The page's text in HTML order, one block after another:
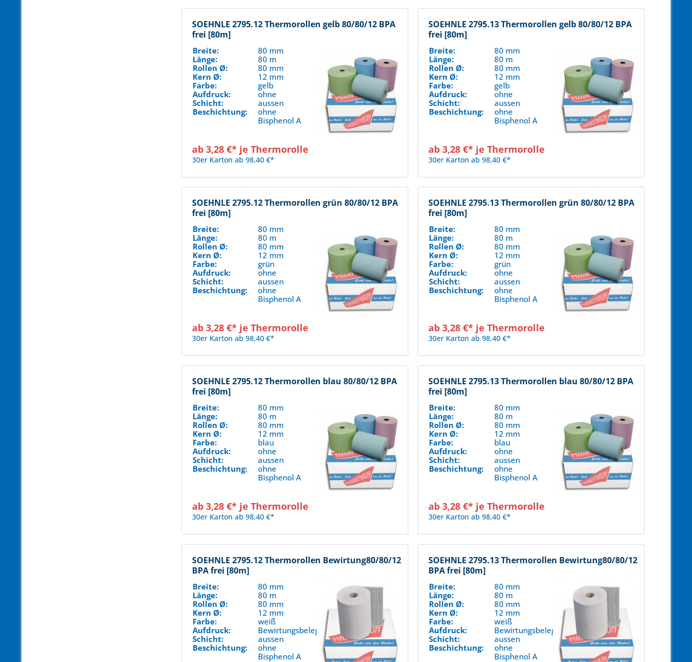
SOEHNLE 2795.12 Thermorollen gelb 80/80/12 BPA
frei [80m]
Breite:
80 mm
Länge:
80 m
Rollen Ø:
80 mm
Kern Ø:
12 mm
Farbe:
gelb
Aufdruck:
ohne
Schicht:
aussen
Beschichtung:
ohne
Bisphenol A
ab 3,28 €* je Thermorolle
30er Karton ab 98,40 €*
SOEHNLE 2795.13 Thermorollen gelb 80/80/12 BPA
frei [80m]
Breite:
80 mm
Länge:
80 m
Rollen Ø:
80 mm
Kern Ø:
12 mm
Farbe:
gelb
Aufdruck:
ohne
Schicht:
aussen
Beschichtung:
ohne
Bisphenol A
ab 3,28 €* je Thermorolle
30er Karton ab 98,40 €*
SOEHNLE 2795.12 Thermorollen grün 80/80/12 BPA
frei [80m]
Breite:
80 mm
Länge:
80 m
Rollen Ø:
80 mm
Kern Ø:
12 mm
Farbe:
grün
Aufdruck:
ohne
Schicht:
aussen
Beschichtung:
ohne
Bisphenol A
ab 3,28 €* je Thermorolle
30er Karton ab 98,40 €*
SOEHNLE 2795.13 Thermorollen grün 80/80/12 BPA
frei [80m]
Breite:
80 mm
Länge:
80 m
Rollen Ø:
80 mm
Kern Ø:
12 mm
Farbe:
grün
Aufdruck:
ohne
Schicht:
aussen
Beschichtung:
ohne
Bisphenol A
ab 3,28 €* je Thermorolle
30er Karton ab 98,40 €*
SOEHNLE 2795.12 Thermorollen blau 80/80/12 BPA
frei [80m]
Breite:
80 mm
Länge:
80 m
Rollen Ø:
80 mm
Kern Ø:
12 mm
Farbe:
blau
Aufdruck:
ohne
Schicht:
aussen
Beschichtung:
ohne
Bisphenol A
ab 3,28 €* je Thermorolle
30er Karton ab 98,40 €*
SOEHNLE 2795.13 Thermorollen blau 80/80/12 BPA
frei [80m]
Breite:
80 mm
Länge:
80 m
Rollen Ø:
80 mm
Kern Ø:
12 mm
Farbe:
blau
Aufdruck:
ohne
Schicht:
aussen
Beschichtung:
ohne
Bisphenol A
ab 3,28 €* je Thermorolle
30er Karton ab 98,40 €*
SOEHNLE 2795.12 Thermorollen Bewirtung80/80/12
BPA frei [80m]
Breite:
80 mm
Länge:
80 m
Rollen Ø:
80 mm
Kern Ø:
12 mm
Farbe:
weiß
Aufdruck:
Bewirtungsbeleg
Schicht:
aussen
Beschichtung:
ohne
Bisphenol A
SOEHNLE 2795.13 Thermorollen Bewirtung80/80/12
BPA frei [80m]
Breite:
80 mm
Länge:
80 m
Rollen Ø:
80 mm
Kern Ø:
12 mm
Farbe:
weiß
Aufdruck:
Bewirtungsbeleg
Schicht:
aussen
Beschichtung:
ohne
Bisphenol A